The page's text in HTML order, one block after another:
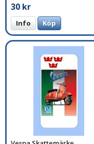
30 kr
Info Köp